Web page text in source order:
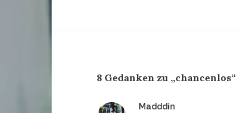
8 Gedanken zu „chancenlos“
Madddinsagt: